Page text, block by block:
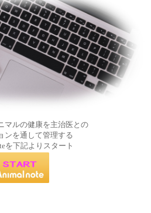
マルの健康を主治医との
ンを通して管理する
を下記よりスタート